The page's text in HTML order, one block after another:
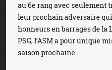
au 6e rang avec seulement
leur prochain adversaire
honneurs en barrages de la
PSG, l’ASM a pour unique
saison prochaine.